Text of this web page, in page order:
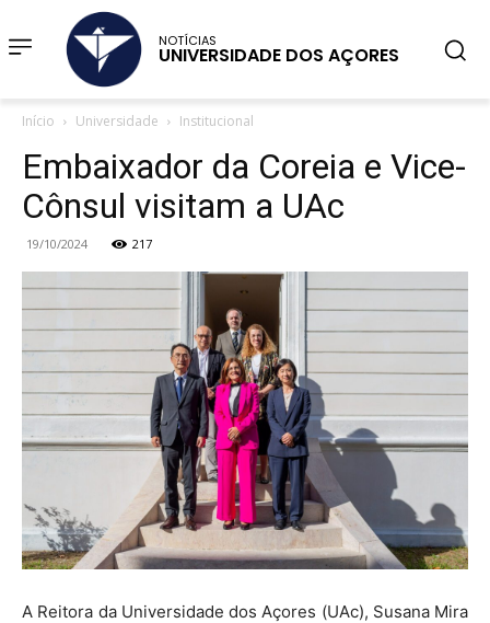
NOTÍCIAS
UNIVERSIDADE DOS AÇORES
Início Universidade Institucional
Embaixador da Coreia e Vice-
Cônsul visitam a UAc
19/10/2024 217
A Reitora da Universidade dos Açores (UAc), Susana Mira